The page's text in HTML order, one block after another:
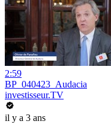
2:59
BP_040423_Audacia
investisseur.TV
il y a 3 ans